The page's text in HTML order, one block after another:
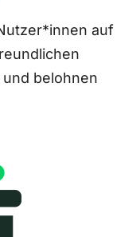
auf
belohnen